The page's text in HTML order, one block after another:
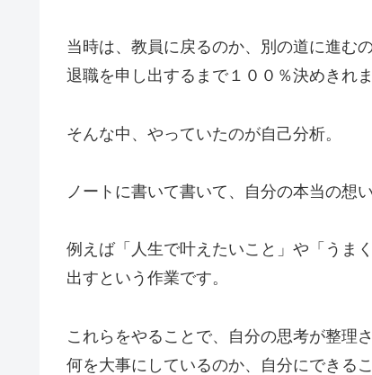
当時は、教員に戻るのか、別の道に進むの
退職を申し出するまで１００％決めきれ
そんな中、やっていたのが自己分析。
ノートに書いて書いて、自分の本当の想
例えば「人生で叶えたいこと」や「うま
出すという作業です。
これらをやることで、自分の思考が整理さ
何を大事にしているのか、自分にできるこ